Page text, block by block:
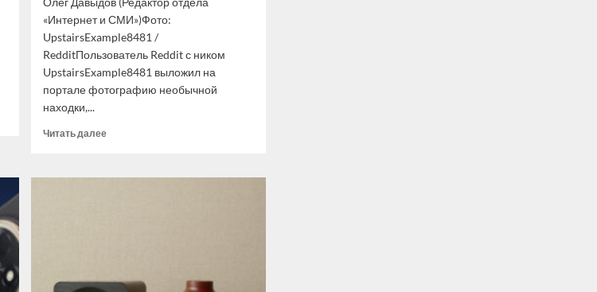
«Интернет и СМИ»)Фото:
UpstairsExample8481 /
RedditПользователь Reddit с ником
UpstairsExample8481 выложил на
портале фотографию необычной
находки,...
Читать далееПрочитать
Зловещая
обеспокоила